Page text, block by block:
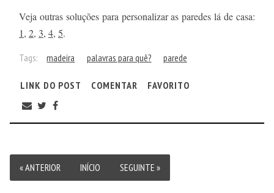
Veja outras soluções para personalizar as paredes lá de casa:
1, 2, 3, 4, 5.
Tags: madeira palavras para quê? parede
LINK DO POST COMENTAR FAVORITO
« ANTERIOR INÍCIO SEGUINTE »